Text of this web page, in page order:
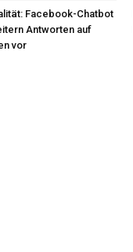
Facebook-Chatbot
Antworten auf
vor